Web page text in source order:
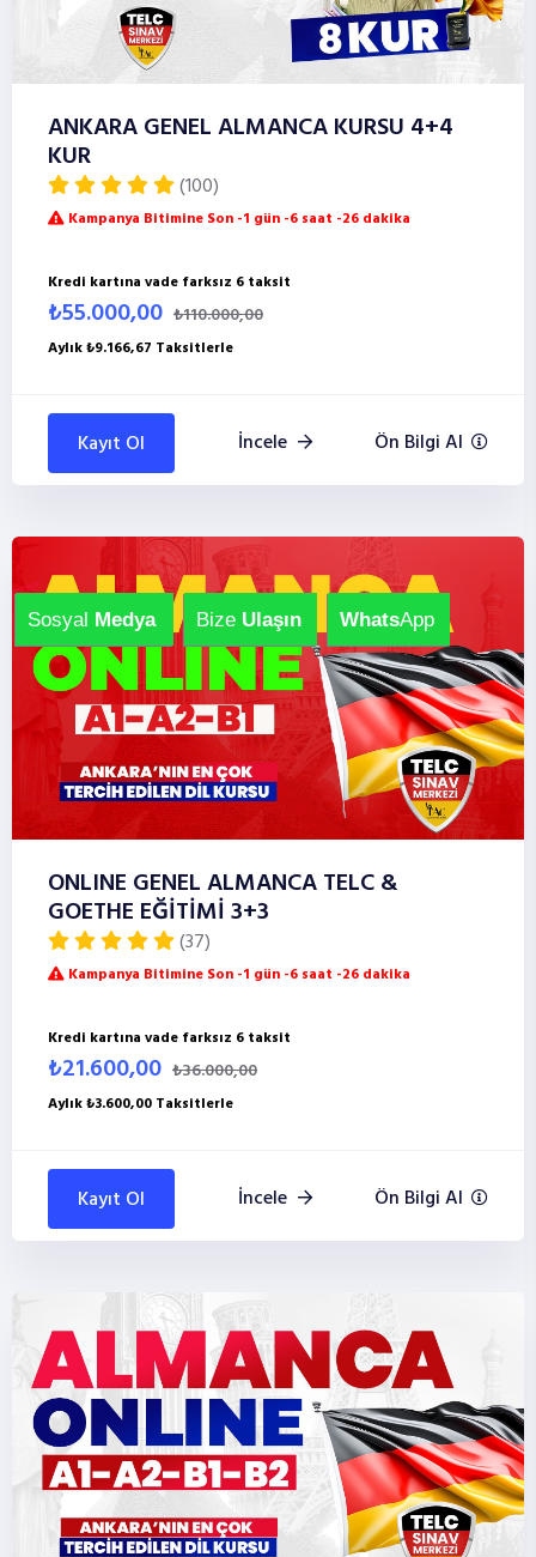
ANKARA GENEL ALMANCA KURSU 4+4
KUR
(100)
Kampanya Bitimine Son -1 gün -6 saat -26 dakika
Kredi kartına vade farksız 6 taksit
₺55.000,00 ₺110.000,00
Aylık ₺9.166,67 Taksitlerle
Kayıt Ol İncele Ön Bilgi Al
ONLINE GENEL ALMANCA TELC &
GOETHE EĞİTİMİ 3+3
(37)
Kampanya Bitimine Son -1 gün -6 saat -26 dakika
Kredi kartına vade farksız 6 taksit
₺21.600,00 ₺36.000,00
Aylık ₺3.600,00 Taksitlerle
Kayıt Ol İncele Ön Bilgi Al
Sosyal Medya Bize Ulaşın WhatsApp